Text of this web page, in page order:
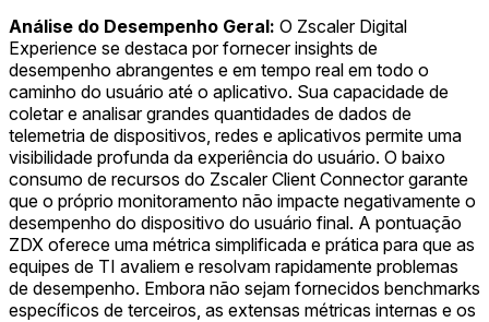
Análise do Desempenho Geral: O Zscaler Digital
Experience se destaca por fornecer insights de
desempenho abrangentes e em tempo real em todo o
caminho do usuário até o aplicativo. Sua capacidade de
coletar e analisar grandes quantidades de dados de
telemetria de dispositivos, redes e aplicativos permite uma
visibilidade profunda da experiência do usuário. O baixo
consumo de recursos do Zscaler Client Connector garante
que o próprio monitoramento não impacte negativamente o
desempenho do dispositivo do usuário final. A pontuação
ZDX oferece uma métrica simplificada e prática para que as
equipes de TI avaliem e resolvam rapidamente problemas
de desempenho. Embora não sejam fornecidos benchmarks
específicos de terceiros, as extensas métricas internas e os